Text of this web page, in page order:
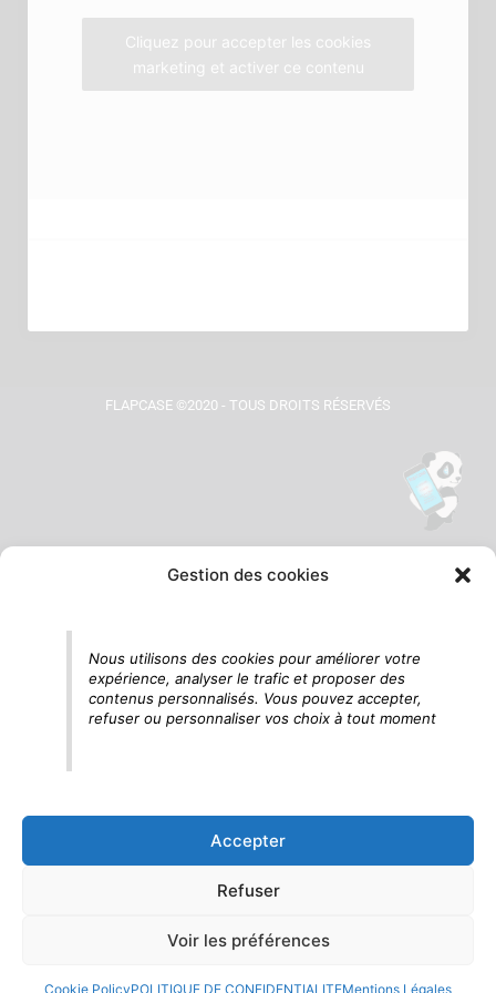
Gestion des cookies
Nous utilisons des cookies pour améliorer votre
expérience, analyser le trafic et proposer des
contenus personnalisés. Vous pouvez accepter,
refuser ou personnaliser vos choix à tout moment
Accepter
Refuser
Voir les préférences
Cookie PolicyPOLITIQUE DE CONFIDENTIALITEMentions Légales
m
Cliquez pour accepter les cookies
marketing et activer ce contenu
FLAPCASE ©2020 - TOUS DROITS RÉSERVÉS
Tu vois le panda, c'est là !